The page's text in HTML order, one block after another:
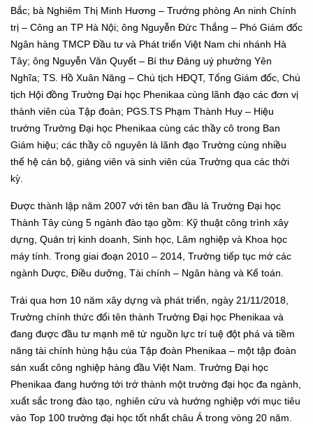
Bắc; bà Nghiêm Thị Minh Hương – Trưởng phòng An ninh Chính
trị – Công an TP Hà Nội; ông Nguyễn Đức Thắng – Phó Giám đốc
Ngân hàng TMCP Đầu tư và Phát triển Việt Nam chi nhánh Hà
Tây; ông Nguyễn Văn Quyết – Bí thư Đảng uỷ phường Yên
Nghĩa; TS. Hồ Xuân Năng – Chủ tịch HĐQT, Tổng Giám đốc, Chủ
tịch Hội đồng Trường Đại học Phenikaa cùng lãnh đạo các đơn vị
thành viên của Tập đoàn; PGS.TS Phạm Thành Huy – Hiệu
trưởng Trường Đại học Phenikaa cùng các thầy cô trong Ban
Giám hiệu; các thầy cô nguyên là lãnh đạo Trường cùng nhiều
thế hệ cán bộ, giảng viên và sinh viên của Trường qua các thời
kỳ.
Được thành lập năm 2007 với tên ban đầu là Trường Đại học
Thành Tây cùng 5 ngành đào tạo gồm: Kỹ thuật công trình xây
dựng, Quản trị kinh doanh, Sinh học, Lâm nghiệp và Khoa học
máy tính. Trong giai đoạn 2010 – 2014, Trường tiếp tục mở các
ngành Dược, Điều dưỡng, Tài chính – Ngân hàng và Kế toán.
Trải qua hơn 10 năm xây dựng và phát triển, ngày 21/11/2018,
Trường chính thức đổi tên thành Trường Đại học Phenikaa và
đang được đầu tư mạnh mẽ từ nguồn lực trí tuệ đột phá và tiềm
năng tài chính hùng hậu của Tập đoàn Phenikaa – một tập đoàn
sản xuất công nghiệp hàng đầu Việt Nam. Trường Đại học
Phenikaa đang hướng tới trở thành một trường đại học đa ngành,
xuất sắc trong đào tạo, nghiên cứu và hướng nghiệp với mục tiêu
vào Top 100 trường đại học tốt nhất châu Á trong vòng 20 năm.